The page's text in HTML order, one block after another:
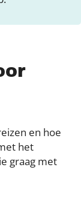
en hoe
het
graag met